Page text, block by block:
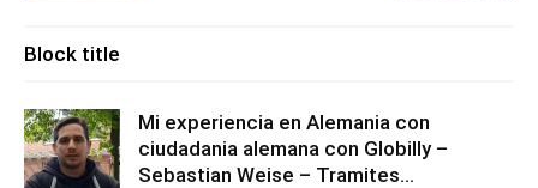
Block title
Mi experiencia en Alemania con
ciudadania alemana con Globilly –
Sebastian Weise – Tramites...